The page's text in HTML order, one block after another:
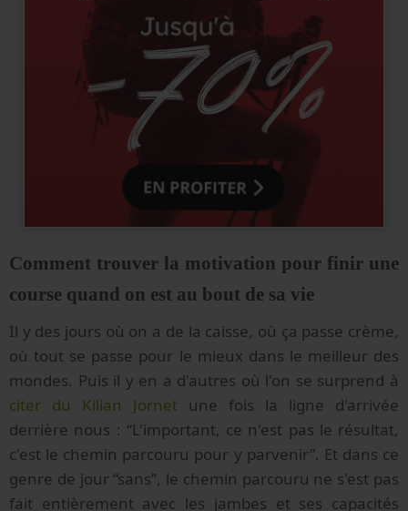
Comment trouver la motivation pour finir une
course quand on est au bout de sa vie
Il y des jours où on a de la caisse, où ça passe crème,
où tout se passe pour le mieux dans le meilleur des
mondes. Puis il y en a d'autres où l'on se surprend à
citer du Kilian Jornet une fois la ligne d'arrivée
derrière nous : “L'important, ce n'est pas le résultat,
c'est le chemin parcouru pour y parvenir”. Et dans ce
genre de jour “sans”, le chemin parcouru ne s'est pas
fait entièrement avec les jambes et ses capacités